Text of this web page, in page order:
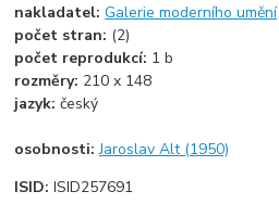
nakladatel:Galerie moderního umění
počet stran: (2)
počet reprodukcí: 1 b
rozměry: 210 x 148
jazyk:český
osobnosti:Jaroslav Alt (1950)
ISID:ISID257691